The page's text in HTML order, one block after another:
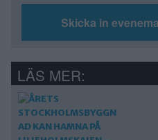
Skicka in
LÄS MER: